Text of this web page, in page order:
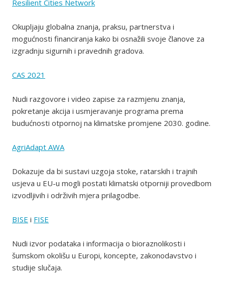
Resilient Cities Network
Okupljaju globalna znanja, praksu, partnerstva i
mogućnosti financiranja kako bi osnažili svoje članove za
izgradnju sigurnih i pravednih gradova.
CAS 2021
Nudi razgovore i video zapise za razmjenu znanja,
pokretanje akcija i usmjeravanje programa prema
budućnosti otpornoj na klimatske promjene 2030. godine.
AgriAdapt AWA
Dokazuje da bi sustavi uzgoja stoke, ratarskih i trajnih
usjeva u EU-u mogli postati klimatski otporniji provedbom
izvodljivih i održivih mjera prilagodbe.
BISE i FISE
Nudi izvor podataka i informacija o bioraznolikosti i
šumskom okolišu u Europi, koncepte, zakonodavstvo i
studije slučaja.